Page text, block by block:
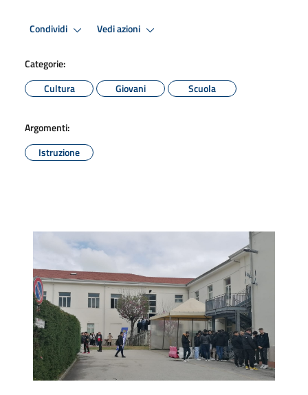
Condividi Vedi azioni
Categorie:
Cultura
Giovani Scuola
Argomenti:
Istruzione